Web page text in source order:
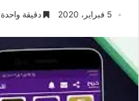
5 فبراير، 2020 دقيقة واحدة